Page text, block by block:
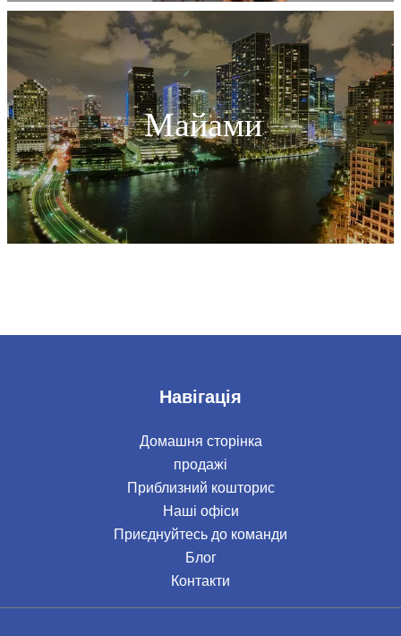
Майами
Навігація
Домашня сторінка
продажі
Приблизний кошторис
Наші офіси
Приєднуйтесь до команди
Блог
Контакти